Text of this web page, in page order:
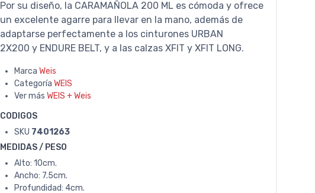
Por su diseño, la CARAMAÑOLA 200 ML es cómoda y ofrece
un excelente agarre para llevar en la mano, además de
adaptarse perfectamente a los cinturones URBAN
2X200 y ENDURE BELT, y a las calzas XFIT y XFIT LONG.
Marca Weis
Categoría WEIS
Ver más WEIS + Weis
CODIGOS
SKU 7401263
MEDIDAS / PESO
Alto: 10cm.
Ancho: 7.5cm.
Profundidad: 4cm.